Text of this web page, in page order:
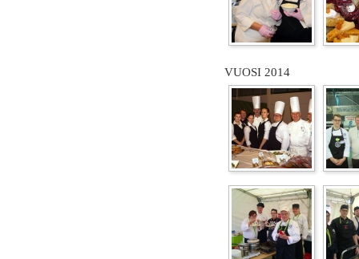
VUOSI 2014